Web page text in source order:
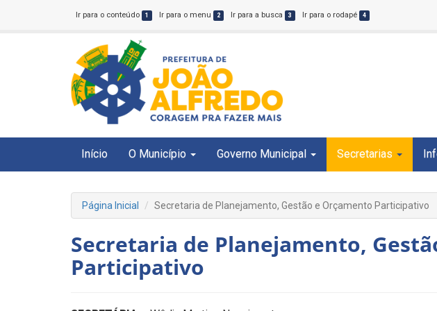
Ir para o conteúdo 1 Ir para o menu 2 Ir para a busca 3 Ir para o rodapé 4
Início O Município Governo Municipal Secretarias
Página Inicial Secretaria de Planejamento, Gestão e Orçamento Participativo
Secretaria de Planejamento,
Participativo